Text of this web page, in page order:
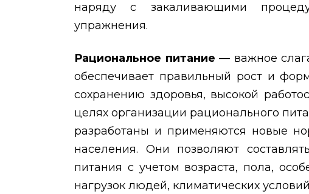
наряду с закаливающими
упражнения.
Рациональное питание — важное
обеспечивает правильный рост и
сохранению здоровья, высокой
целях организации рационального
разработаны и применяются новые
населения. Они позволяют
питания с учетом возраста, пола,
нагрузок людей, климатических